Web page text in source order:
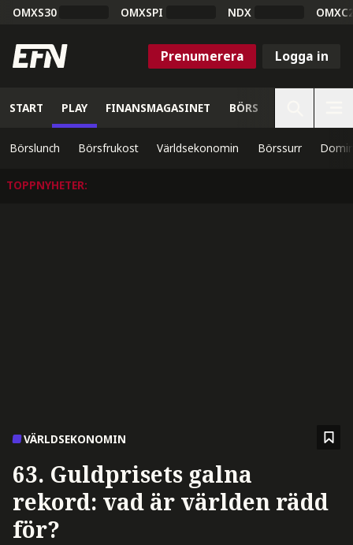
OMXS30 OMXSPI NDX
Prenumerera Logga in
START PLAY FINANSMAGASINET BÖRS
Börslunch Börsfrukost Världsekonomin Börssurr
TOPPNYHETER:
VÄRLDSEKONOMIN
63. Guldprisets galna
rekord: vad är världen rädd
för?